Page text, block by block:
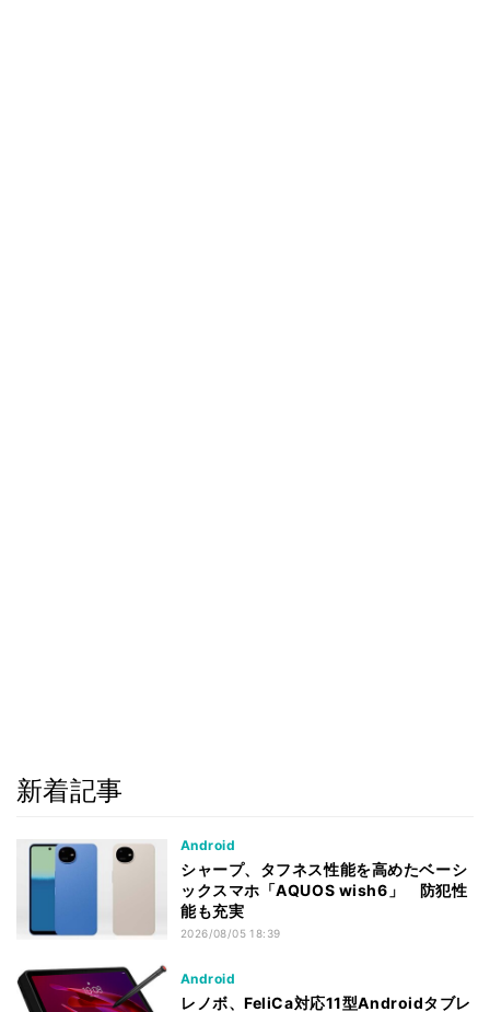
新着記事
Android
シャープ、タフネス性能を高めたベーシ
ックスマホ「AQUOS wish6」 防犯性
能も充実
2026/08/05 18:39
Android
レノボ、FeliCa対応11型Androidタブレ